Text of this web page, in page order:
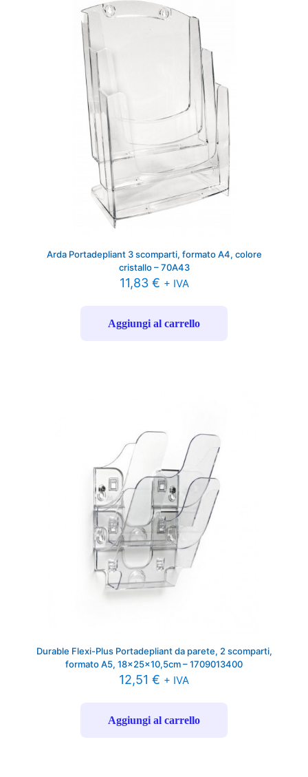
Arda Portadepliant 3 scomparti, formato A4, colore
cristallo – 70A43
11,83 € + IVA
Aggiungi al carrello
Durable Flexi-Plus Portadepliant da parete, 2 scomparti,
formato A5, 18x25x10,5cm – 1709013400
12,51 € + IVA
Aggiungi al carrello